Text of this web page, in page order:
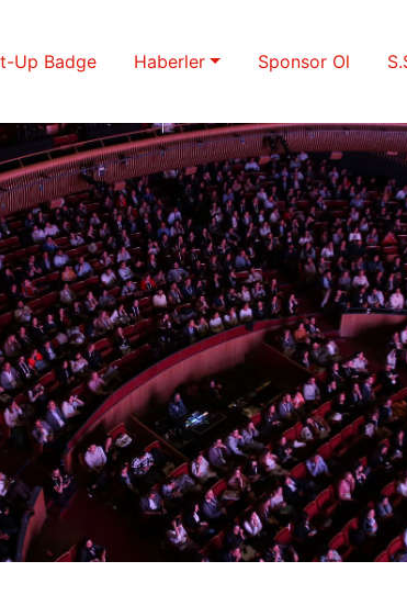
Up Badge Haberler Sponsor Ol